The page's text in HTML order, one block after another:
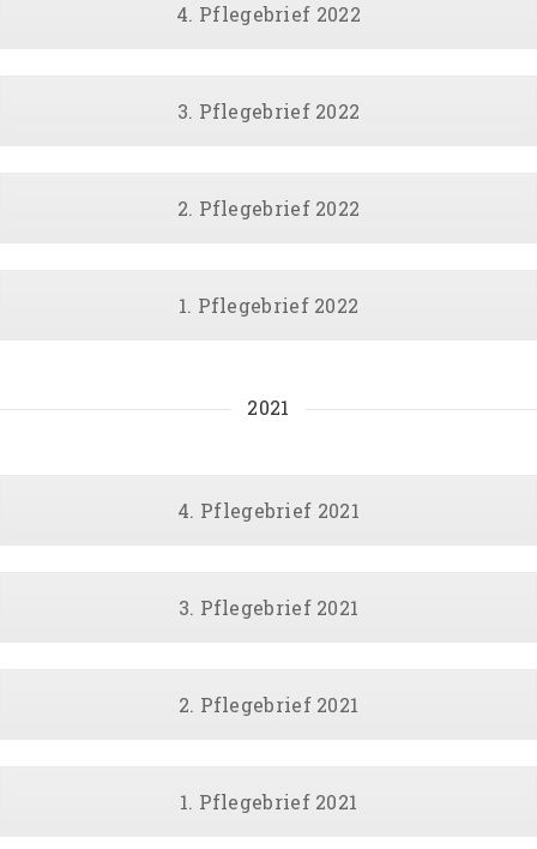
4. Pflegebrief 2022
3. Pflegebrief 2022
2. Pflegebrief 2022
1. Pflegebrief 2022
2021
4. Pflegebrief 2021
3. Pflegebrief 2021
2. Pflegebrief 2021
1. Pflegebrief 2021